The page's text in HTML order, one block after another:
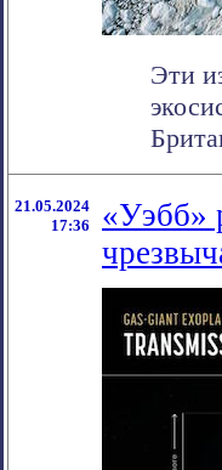
Эти
21.05.2024
17:36
«Уэбб»